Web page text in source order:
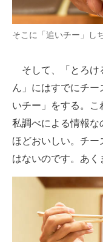
そこに「追いチー」し
そして、「とろけ
ん」にはすでにチ
いチー」をする。こ
私調べによる情報な
ほどおいしい。チ
はないのです。あく